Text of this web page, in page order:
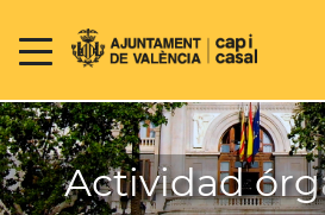
Actividad